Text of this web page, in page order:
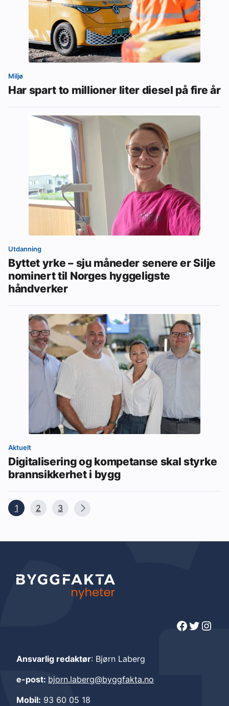
Miljø
Har spart to millioner liter diesel på fire år
Utdanning
Byttet yrke – sju måneder senere er Silje
nominert til Norges hyggeligste
håndverker
Aktuelt
Digitalisering og kompetanse skal styrke
brannsikkerhet i bygg
1 2 3
Facebook Twitter Instagram
Ansvarlig redaktør: Bjørn Laberg
e-post: bjorn.laberg@byggfakta.no
Mobil: 93 60 05 18